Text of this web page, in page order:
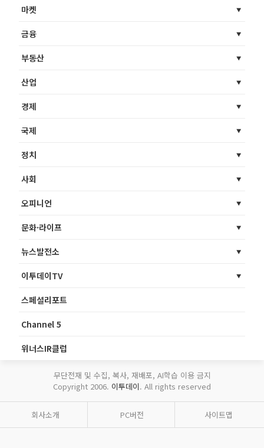
마켓
금융
부동산
산업
경제
국제
정치
사회
오피니언
문화·라이프
뉴스발전소
이투데이TV
스페셜리포트
Channel 5
위너스IR클럽
무단전재 및 수집, 복사, 재배포, AI학습 이용 금지
Copyright 2006. 이투데이. All rights reserved
회사소개 PC버전 사이트맵